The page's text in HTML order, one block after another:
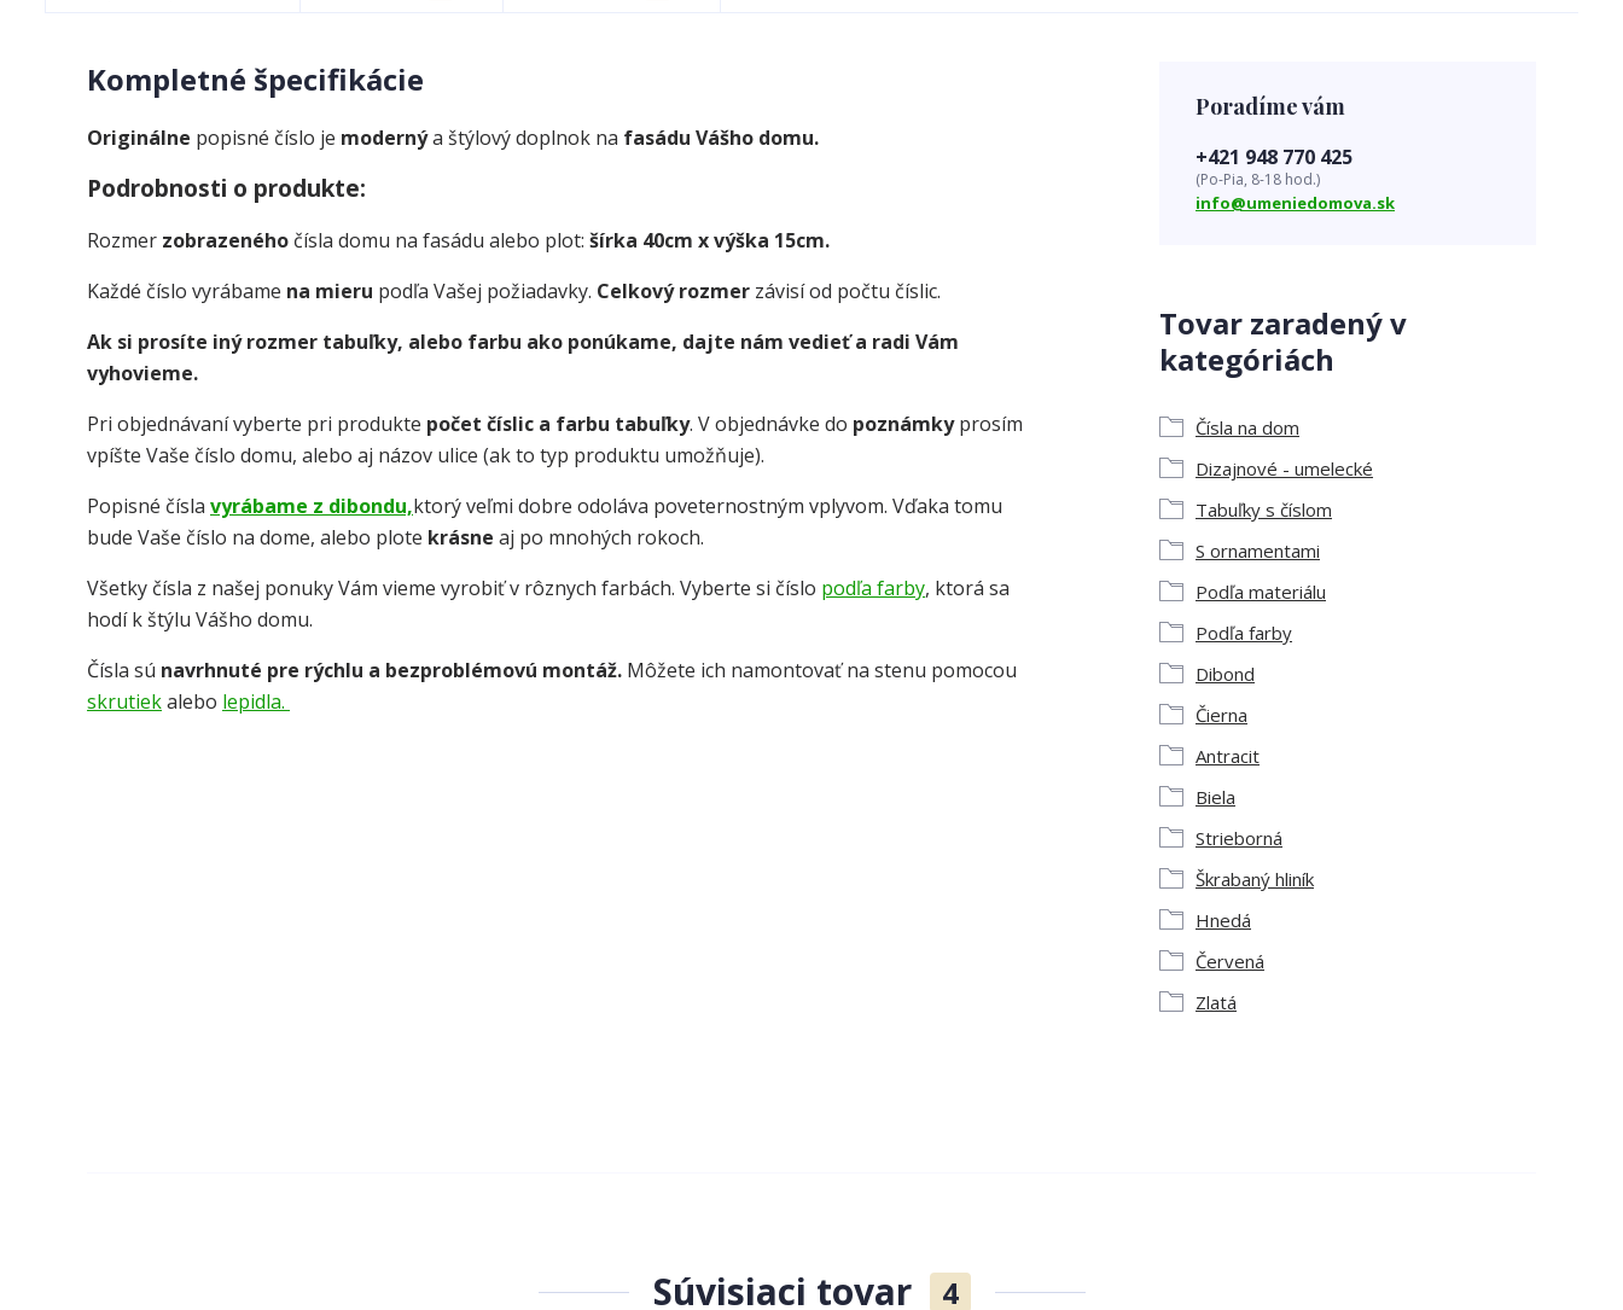
Kompletné špecifikácie
Originálne popisné číslo je modernýa štýlový doplnok na fasádu Vášho domu.
Podrobnosti o produkte:
Rozmer zobrazeného čísla domu na fasádu alebo plot: šírka 40cm x výška 15cm.
Každé číslo vyrábame na mieru podľa Vašej požiadavky. Celkový rozmer závisí od počtu číslic.
Ak si prosíte iný rozmer tabuľky, alebo farbu ako ponúkame, dajte nám vedieť a radi Vám
vyhovieme.
Pri objednávaní vyberte pri produkte počet číslic a farbu tabuľky. V objednávke do poznámkyprosím
vpíšte Vaše číslo domu, alebo aj názov ulice (ak to typ produktu umožňuje).
Popisné čísla vyrábame z dibondu,ktorý veľmi dobre odoláva poveternostným vplyvom. Vďaka tomu
bude Vaše číslo na dome, alebo plote krásne aj po mnohých rokoch.
Všetky čísla z našej ponuky Vám vieme vyrobiť v rôznych farbách. Vyberte si číslo podľa farby, ktorá sa
hodí k štýlu Vášho domu.
Čísla sú navrhnuté pre rýchlu a bezproblémovú montáž. Môžete ich namontovať na stenu pomocou
skrutiekalebo lepidla.
Tovar zaradený v
kategóriách
Čísla na dom
Dizajnové - umelecké
Tabuľky s číslom
S ornamentami
Podľa materiálu
Podľa farby
Dibond
Čierna
Antracit
Biela
Strieborná
Škrabaný hliník
Hnedá
Červená
Zlatá
Poradíme vám
+421 948 770 425
(Po-Pia, 8-18 hod.)
info@umeniedomova.sk
Súvisiaci tovar 4